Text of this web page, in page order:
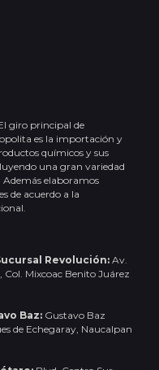
giro principal de
es la importación y
químicos y sus
una gran variedad
Además elaboramos
de acuerdo a la
Revolución: Av.
Col. Mixcoac Benito Juárez
Baz: Gustavo Baz
de Echegaray, Naucalpan